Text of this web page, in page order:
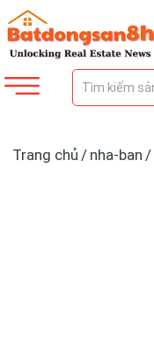
Trang chủ / nha-ban /